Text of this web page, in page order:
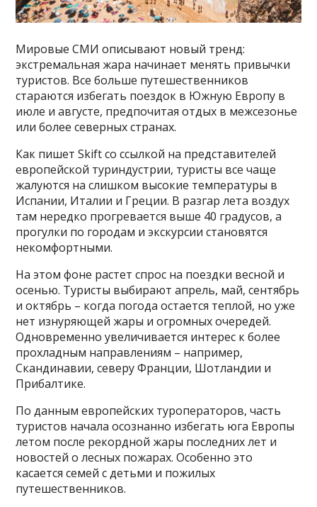
Мировые СМИ описывают новый тренд:
экстремальная жара начинает менять привычки
туристов. Все больше путешественников
стараются избегать поездок в Южную Европу в
июле и августе, предпочитая отдых в межсезонье
или более северных странах.
Как пишет Skift со ссылкой на представителей
европейской туриндустрии, туристы все чаще
жалуются на слишком высокие температуры в
Испании, Италии и Греции. В разгар лета воздух
там нередко прогревается выше 40 градусов, а
прогулки по городам и экскурсии становятся
некомфортными.
На этом фоне растет спрос на поездки весной и
осенью. Туристы выбирают апрель, май, сентябрь
и октябрь – когда погода остается теплой, но уже
нет изнуряющей жары и огромных очередей.
Одновременно увеличивается интерес к более
прохладным направлениям – например,
Скандинавии, северу Франции, Шотландии и
Прибалтике.
По данным европейских туроператоров, часть
туристов начала осознанно избегать юга Европы
летом после рекордной жары последних лет и
новостей о лесных пожарах. Особенно это
касается семей с детьми и пожилых
путешественников.